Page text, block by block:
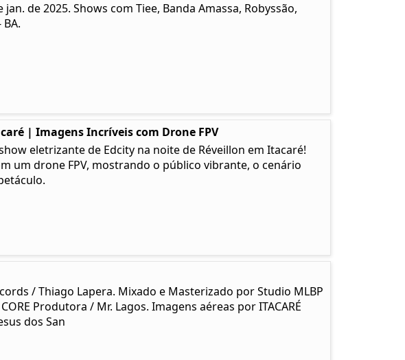
de 2025. Shows com Tiee, Banda Amassa, Robyssão,
| Imagens Incríveis com Drone FPV
eletrizante de Edcity na noite de Réveillon em Itacaré!
um drone FPV, mostrando o público vibrante, o cenário
/ Thiago Lapera. Mixado e Masterizado por Studio MLBP
Produtora / Mr. Lagos. Imagens aéreas por ITACARÉ
dos San